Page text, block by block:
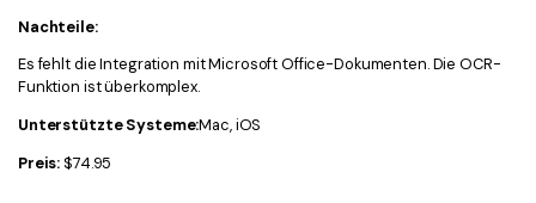
Nachteile:
Es fehlt die Integration mit Microsoft Office-Dokumenten. Die OCR-
Funktion ist überkomplex.
Unterstützte Systeme:Mac, iOS
Preis:$74.95